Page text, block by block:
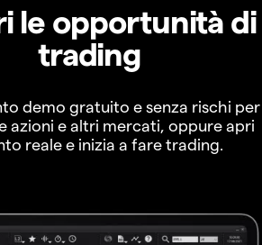
le opportunità di
trading
demo gratuito e senza rischi per
azioni e altri mercati, oppure apri
reale e inizia a fare trading.